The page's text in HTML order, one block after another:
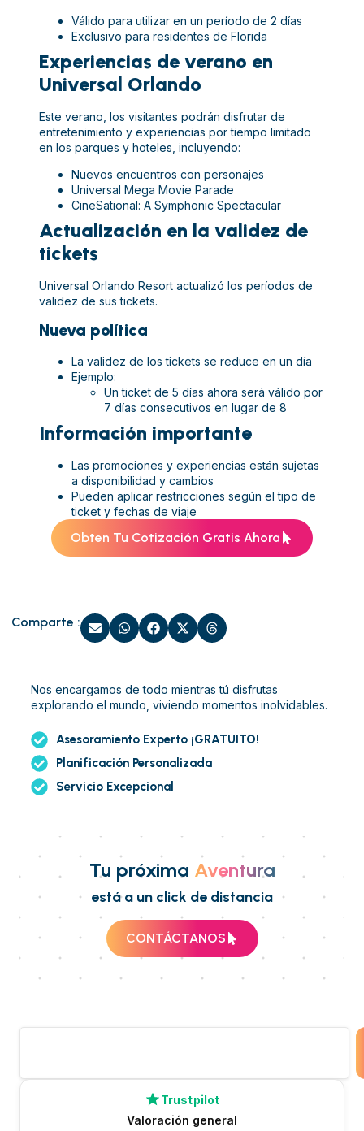
Válido para utilizar en un período de 2 días
Exclusivo para residentes de Florida
Experiencias de verano en
Universal Orlando
Este verano, los visitantes podrán disfrutar de
entretenimiento y experiencias por tiempo limitado
en los parques y hoteles, incluyendo:
Nuevos encuentros con personajes
Universal Mega Movie Parade
CineSational: A Symphonic Spectacular
Actualización en la validez de
tickets
Universal Orlando Resort actualizó los períodos de
validez de sus tickets.
Nueva política
La validez de los tickets se reduce en un día
Ejemplo:
Un ticket de 5 días ahora será válido por
7 días consecutivos en lugar de 8
Información importante
Las promociones y experiencias están sujetas
a disponibilidad y cambios
Pueden aplicar restricciones según el tipo de
ticket y fechas de viaje
Obten Tu Cotización Gratis Ahora
Comparte :
Nos encargamos de todo mientras tú disfrutas
explorando el mundo, viviendo momentos inolvidables.
Asesoramiento Experto ¡GRATUITO!
Planificación Personalizada
Servicio Excepcional
Tu próxima Aventura
está a un click de distancia
CONTÁCTANOS
Trustpilot
Valoración general